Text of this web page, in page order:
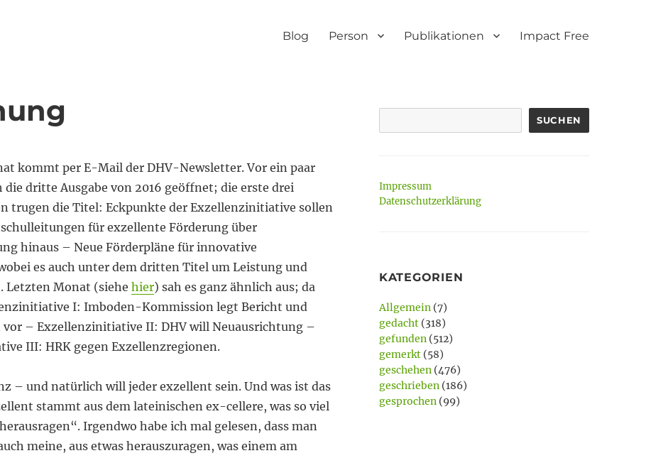
Blog Person Publikationen Impact Free
kommt per E-Mail der DHV-Newsletter. Vor ein paar
die dritte Ausgabe von 2016 geöffnet; die erste drei
trugen die Titel: Eckpunkte der Exzellenzinitiative sollen
für exzellente Förderung über
hinaus – Neue Förderpläne für innovative
es auch unter dem dritten Titel um Leistung und
Letzten Monat (siehe hier) sah es ganz ähnlich aus; da
I: Imboden-Kommission legt Bericht und
vor – Exzellenzinitiative II: DHV will Neuausrichtung –
III: HRK gegen Exzellenzregionen.
– und natürlich will jeder exzellent sein. Und was ist das
stammt aus dem lateinischen ex-cellere, was so viel
Irgendwo habe ich mal gelesen, dass man
meine, aus etwas herauszuragen, was einem am
SUCHEN
Impressum
Datenschutzerklärung
KATEGORIEN
Allgemein(7)
gedacht(318)
gefunden(512)
gemerkt(58)
geschehen(476)
geschrieben(186)
gesprochen(99)